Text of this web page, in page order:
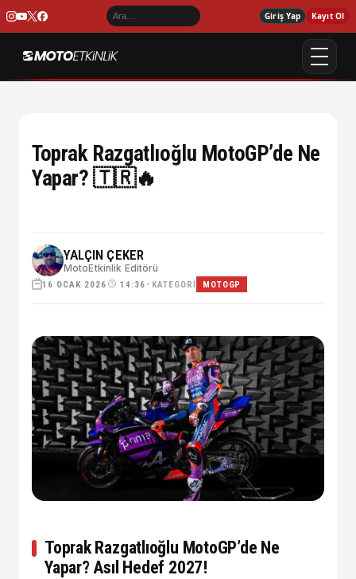
Giriş Yap Kayıt Ol
Toprak Razgatlıoğlu MotoGP’de Ne
Yapar? 🇹🇷🔥
YALÇIN ÇEKER
MotoEtkinlik Editörü
16 OCAK 2026 14:36 • KATEGORI MOTOGP
Toprak Razgatlıoğlu MotoGP’de Ne
Yapar? Asıl Hedef 2027!